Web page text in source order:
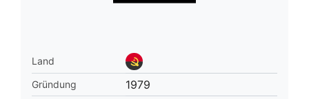
Land
Gründung
1979